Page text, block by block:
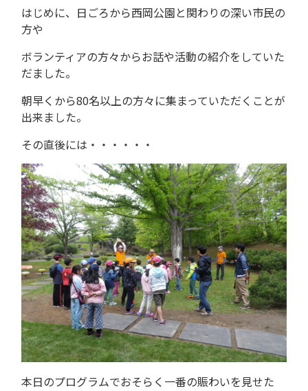
はじめに、日ごろから西岡公園と関わりの深い市民の
方や
ボランティアの方々からお話や活動の紹介をしていた
だました。
朝早くから80名以上の方々に集まっていただくことが
出来ました。
その直後には・・・・・・
本日のプログラムでおそらく一番の賑わいを見せた